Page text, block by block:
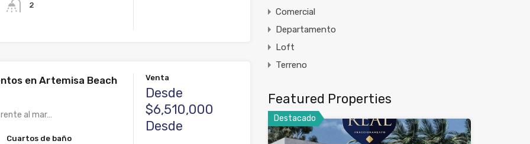
2
en Artemisa Beach
al mar…
Cuartos de baño
Venta
Desde
$6,510,000
Desde
Comercial
Departamento
Loft
Terreno
Featured Properties
Destacado